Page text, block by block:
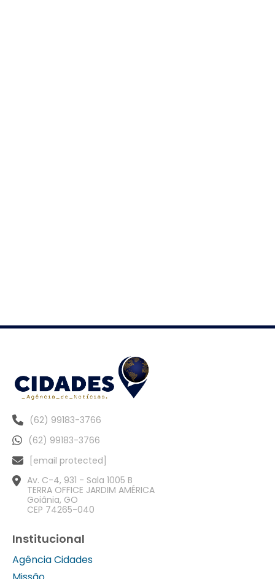
(62) 99183-3766
(62) 99183-3766
[email protected]
Av. C-4, 931 - Sala 1005 B
TERRA OFFICE JARDIM AMÉRICA
Goiânia, GO
CEP 74265-040
Institucional
Agência Cidades